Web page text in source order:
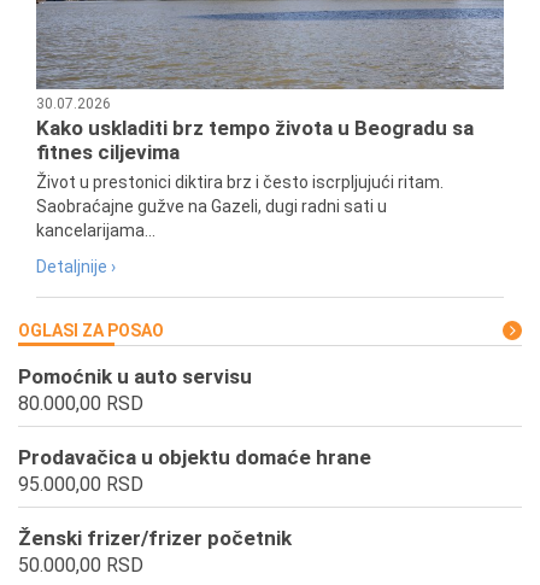
30.07.2026
Kako uskladiti brz tempo života u Beogradu sa
fitnes ciljevima
Život u prestonici diktira brz i često iscrpljujući ritam.
Saobraćajne gužve na Gazeli, dugi radni sati u
kancelarijama...
Detaljnije ›
OGLASI ZA POSAO
Pomoćnik u auto servisu
80.000,00 RSD
Prodavačica u objektu domaće hrane
95.000,00 RSD
Ženski frizer/frizer početnik
50.000,00 RSD